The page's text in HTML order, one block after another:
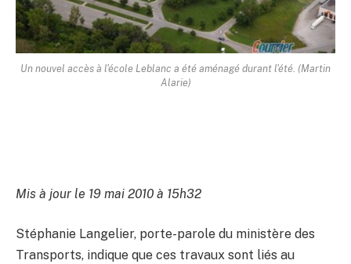
Un nouvel accès à l'école Leblanc a été aménagé durant l'été. (Martin
Alarie)
Mis à jour le 19 mai 2010 à 15h32
Stéphanie Langelier, porte-parole du ministère des
Transports, indique que ces travaux sont liés au